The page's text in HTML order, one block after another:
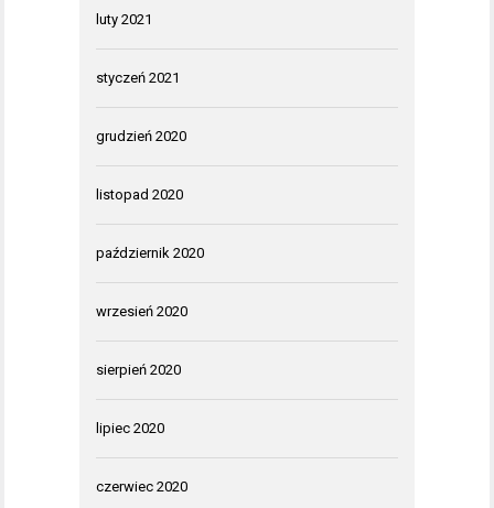
luty 2021
styczeń 2021
grudzień 2020
listopad 2020
październik 2020
wrzesień 2020
sierpień 2020
lipiec 2020
czerwiec 2020